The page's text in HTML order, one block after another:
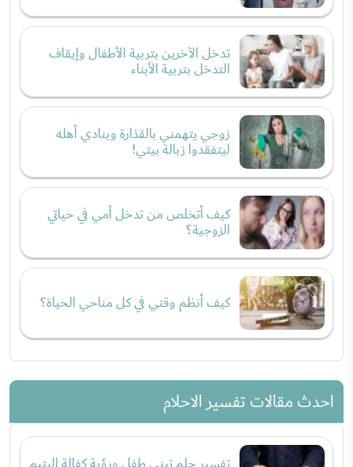
تدخل الآخرين بتربية الأطفال وإيقاف
التدخل بتربية الأبناء
زوجي يتهمني بالقذارة وينادي أهله
ليتفقدوا زبالة بيتي!
كيف أتخلص من تدخل أمي في حياتي
الزوجية؟
كيف أنظم وقتي في كل مناحي الحياة؟
احدث مقالات تفسير الاحلام